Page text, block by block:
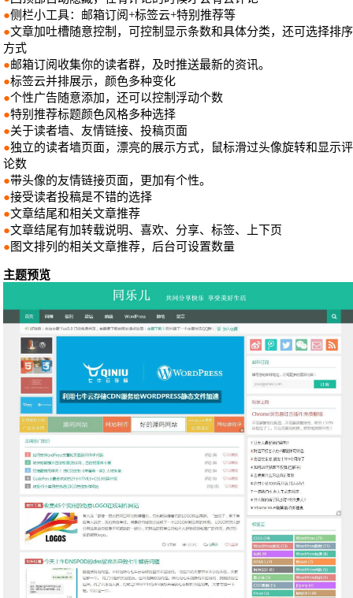
●侧栏小工具：邮箱订阅+标签云+特别推荐等
●文章加吐槽随意控制，可控制显示条数和具体分类，还可选择排序
方式
●邮箱订阅收集你的读者群，及时推送最新的资讯。
●标签云并排展示，颜色多种变化
●个性广告随意添加，还可以控制浮动个数
●特别推荐标题颜色风格多种选择
●关于读者墙、友情链接、投稿页面
●独立的读者墙页面，漂亮的展示方式，鼠标滑过头像旋转和显示评
论数
●带头像的友情链接页面，更加有个性。
●接受读者投稿是不错的选择
●文章结尾和相关文章推荐
●文章结尾有加转载说明、喜欢、分享、标签、上下页
●图文排列的相关文章推荐，后台可设置数量
主题预览